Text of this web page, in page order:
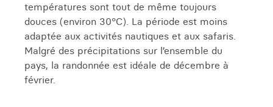
températures sont tout de même toujours
douces (environ 30°C). La période est moins
adaptée aux activités nautiques et aux safaris.
Malgré des précipitations sur l’ensemble du
pays, la randonnée est idéale de décembre à
février.